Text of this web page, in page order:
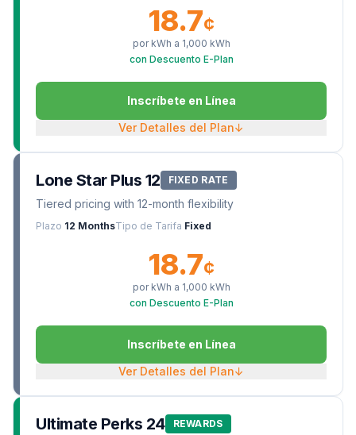
18.7¢
por kWh a 1,000 kWh
con Descuento E-Plan
Inscríbete en Línea
Ver Detalles del Plan↓
Lone Star Plus 12 FIXED RATE
Tiered pricing with 12-month flexibility
Plazo 12 MonthsTipo de Tarifa Fixed
18.7¢
por kWh a 1,000 kWh
con Descuento E-Plan
Inscríbete en Línea
Ver Detalles del Plan↓
Ultimate Perks 24 REWARDS